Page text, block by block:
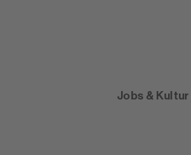
Jobs & Kultur